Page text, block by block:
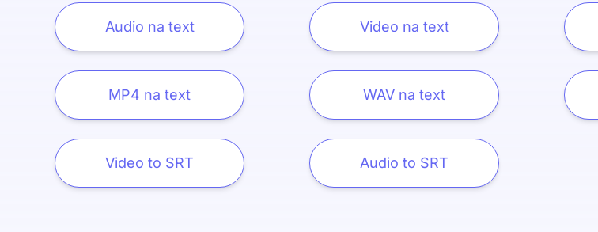
Audio na text Video na text
MP4 na text WAV na text
Video to SRT Audio to SRT